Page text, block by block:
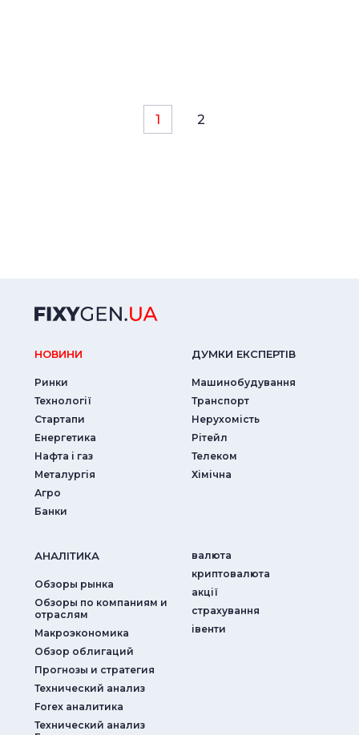
1 2
НОВИНИ
Ринки
Технології
Стартапи
Енергетика
Нафта і газ
Металургія
Агро
Банки
ДУМКИ ЕКСПЕРТIВ
Машинобудування
Транспорт
Нерухомість
Рітейл
Телеком
Хімічна
АНАЛIТИКА
Обзоры рынка
Обзоры по компаниям и
отраслям
Макроэкономика
Обзор облигаций
Прогнозы и стратегия
Технический анализ
Forex аналитика
Технический анализ
валюта
криптовалюта
акції
страхування
iвенти